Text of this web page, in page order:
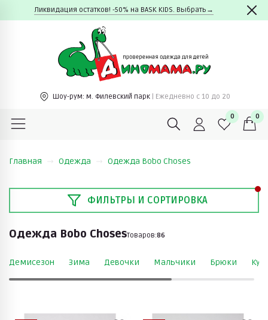
Ликвидация остатков! -50% на BASK KIDS. Выбрать→
Шоу-рум: м. Филевский парк | Ежедневно c 10 до 20
0 0
Главная Одежда Одежда Bobo Choses
ФИЛЬТРЫ И СОРТИРОВКА
Одежда Bobo ChosesТоваров:86
Демисезон Зима Девочки Мальчики Брюки